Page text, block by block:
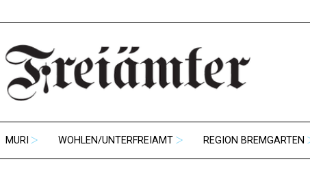
MURI WOHLEN/UNTERFREIAMT REGION BREMGARTEN